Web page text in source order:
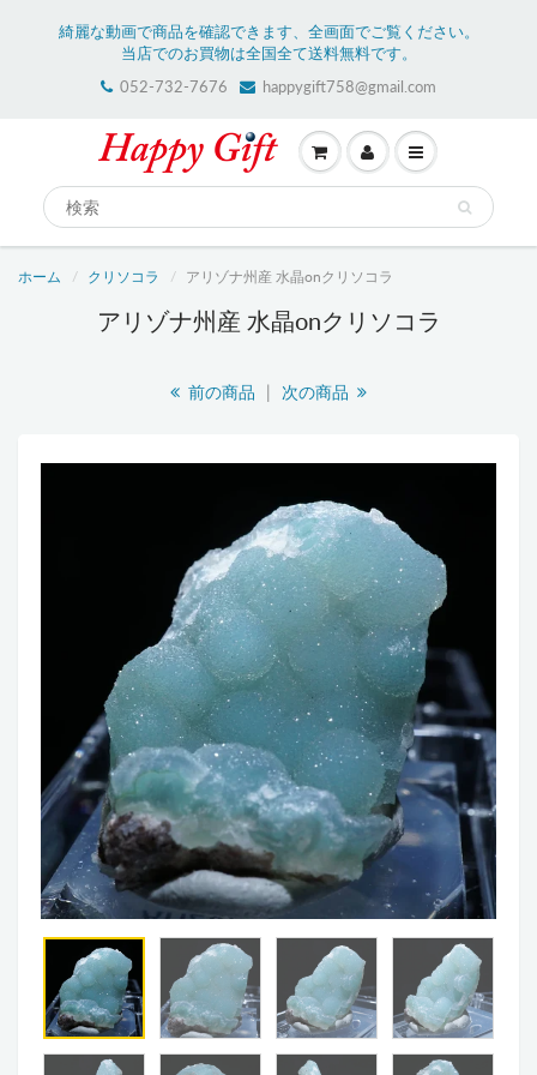
綺麗な動画で商品を確認できます、全画面でご覧ください。
当店でのお買物は全国全て送料無料です。
052-732-7676
happygift758@gmail.com
ホーム クリソコラ アリゾナ州産 水晶onクリソコラ
アリゾナ州産 水晶onクリソコラ
前の商品 | 次の商品